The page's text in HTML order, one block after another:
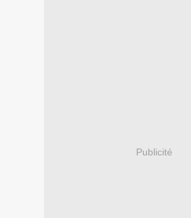
Publicité